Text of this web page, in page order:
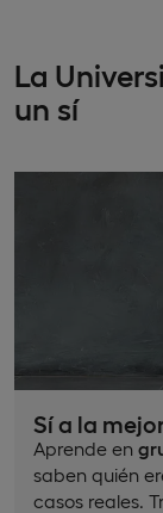
La
un sí
Sí a la
Aprende en
saben quién
casos reales.